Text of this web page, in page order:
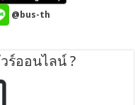
@bus-th
ร์ออนไลน์ ?